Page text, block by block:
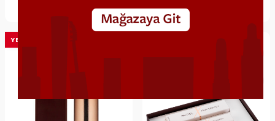
Sepete Ekle Hemen Al
YENI